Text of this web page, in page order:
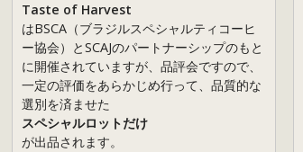
Taste of Harvest
はBSCA（ブラジルスペシャルティコーヒ
ー協会）とSCAJのパートナーシップのもと
に開催されていますが、品評会ですので、
一定の評価をあらかじめ行って、品質的な
選別を済ませた
スペシャルロットだけ
が出品されます。